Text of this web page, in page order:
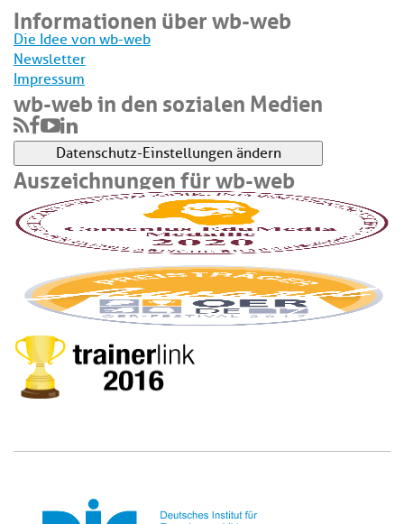
Informationen über wb-web
Die Idee von wb-web
Newsletter
Impressum
wb-web in den sozialen Medien
Datenschutz-Einstellungen ändern
Auszeichnungen für wb-web